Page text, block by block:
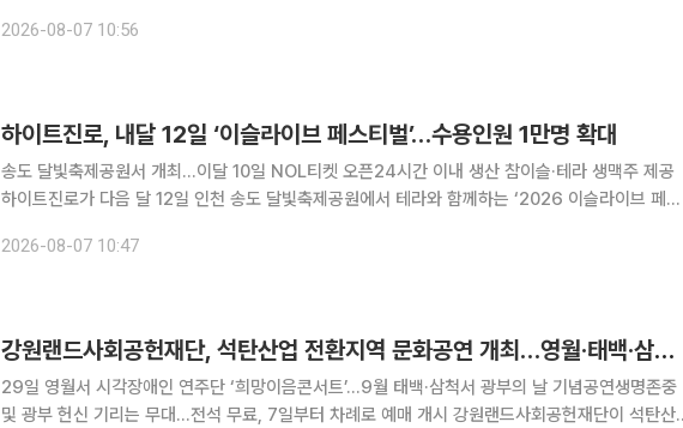
후지록의 공식 파트너십은 올해로 7년째다. 킨은 환경 보호와
2026-08-07 10:56
하이트진로, 내달 12일 ‘이슬라이브 페스티벌’…수용인원 1만명 확대
송도 달빛축제공원서 개최...이달 10일 NOL티켓 오픈24시간 이내 생산 참이슬·테라 생맥주 제공
하이트진로가 다음 달 12일 인천 송도 달빛축제공원에서 테라와 함께하는 ‘2026 이슬라이브 페스
2년 만에 열린다. 올해 행사는 관람객 대중교통 접근
2026-08-07 10:47
강원랜드사회공헌재단, 석탄산업 전환지역 문화공연 개최…영월·태백·삼척서 3회
29일 영월서 시각장애인 연주단 ‘희망이음콘서트’…9월 태백·삼척서 광부의 날 기념공연생명존중
및 광부 헌신 기리는 무대…전석 무료, 7일부터 차례로 예매 개시 강원랜드사회공헌재단이 석탄산